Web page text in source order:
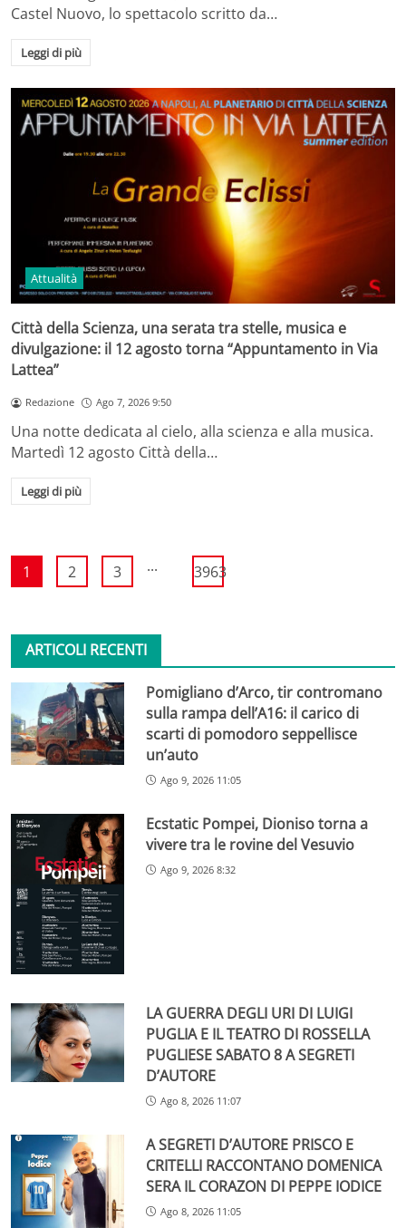
Castel Nuovo, lo spettacolo scritto da…
Leggi di più
Attualità
Città della Scienza, una serata tra stelle, musica e
divulgazione: il 12 agosto torna “Appuntamento in Via
Lattea”
Redazione Ago 7, 2026 9:50
Una notte dedicata al cielo, alla scienza e alla musica.
Martedì 12 agosto Città della…
Leggi di più
1 2 3 ... 3963
ARTICOLI RECENTI
Pomigliano d’Arco, tir contromano
sulla rampa dell’A16: il carico di
scarti di pomodoro seppellisce
un’auto
Ago 9, 2026 11:05
Ecstatic Pompei, Dioniso torna a
vivere tra le rovine del Vesuvio
Ago 9, 2026 8:32
LA GUERRA DEGLI URI DI LUIGI
PUGLIA E IL TEATRO DI ROSSELLA
PUGLIESE SABATO 8 A SEGRETI
D’AUTORE
Ago 8, 2026 11:07
A SEGRETI D’AUTORE PRISCO E
CRITELLI RACCONTANO DOMENICA
SERA IL CORAZON DI PEPPE IODICE
Ago 8, 2026 11:05